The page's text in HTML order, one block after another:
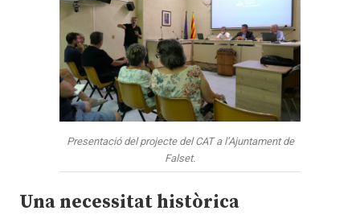
Presentació del projecte del CAT a l’Ajuntament de
Falset.
Una necessitat històrica